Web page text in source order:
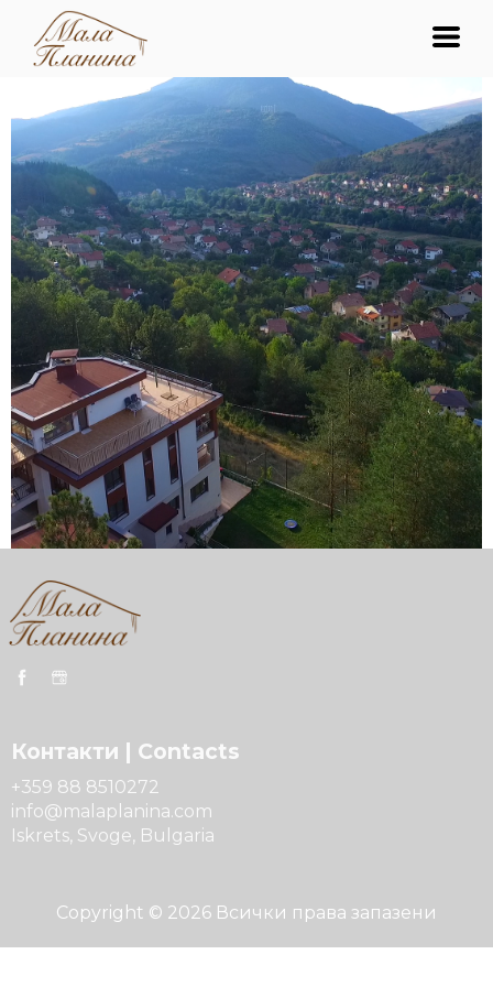
Контакти | Contacts
+359 88 8510272
info@malaplanina.com
Iskrets, Svoge, Bulgaria
Copyright © 2026 Всички права запазени